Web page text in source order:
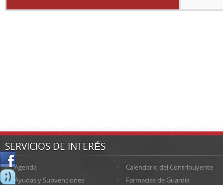
SERVICIOS DE INTERÉS
Agenda
Calendario del Contribuyente
Ayudas y Subvenciones
Farmacias de Guardia